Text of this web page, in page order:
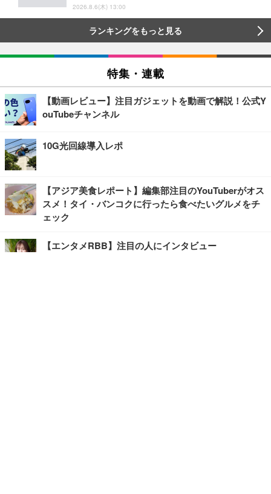
2026.8.6(木) 13:00
ランキングをもっと見る
特集・連載
【動画レビュー】注目ガジェットを動画で解説！公式Y
ouTubeチャンネル
10G光回線導入レポ
【アジア美食レポート】編集部注目のYouTuberがオス
スメ！タイ・バンコクに行ったら食べたいグルメをチ
ェック
【エンタメRBB】注目の人にインタビュー